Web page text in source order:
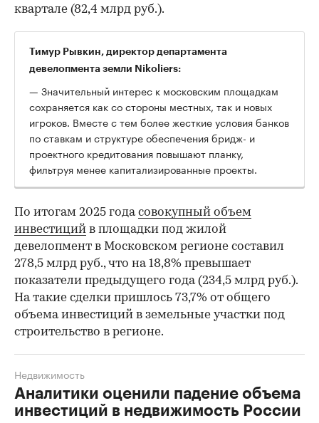
квартале (82,4 млрд руб.).
Тимур Рывкин, директор департамента
девелопмента земли Nikoliers:
— Значительный интерес к московским площадкам
сохраняется как со стороны местных, так и новых
игроков. Вместе с тем более жесткие условия банков
по ставкам и структуре обеспечения бридж- и
проектного кредитования повышают планку,
фильтруя менее капитализированные проекты.
По итогам 2025 годасовокупный объем
инвестиций в площадки под жилой
девелопмент в Московском регионе составил
278,5 млрд руб., что на 18,8% превышает
показатели предыдущего года (234,5 млрд руб.).
На такие сделки пришлось 73,7% от общего
объема инвестиций в земельные участки под
строительство в регионе.
Аналитики оценили падение объема
инвестиций в недвижимость России
Недвижимость